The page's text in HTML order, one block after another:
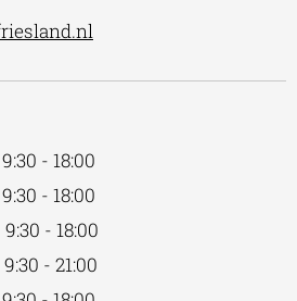
- 18:00
- 18:00
- 18:00
- 21:00